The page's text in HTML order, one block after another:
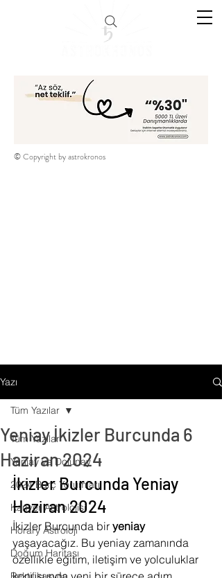
© Copyright by astrokronos
Yazı
Tüm Yazılar
Yeniay ve Dolunay
2024 Burç Yorumları
Kariyer Astrolojisi
Horary Astroloji
Doğum Haritası
Tüm Yazılar
Yeniay İkizler Burcunda 6
Haziran 2024
İkizler Burcunda Yeniay
Haziran 2024
İkizler Burcunda bir yeniay
yaşayacağız. Bu yeniay zamanında
özellikle eğitim, iletişim ve yolculuklar